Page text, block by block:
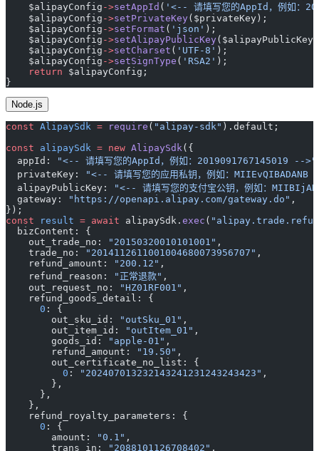
    $alipayConfig
->setAppId ( '<-- 请填写您的AppId，例如：
    $alipayConfig
->setPrivateKey($privateKey);
    $alipayConfig
->setFormat ( 'json' );
    $alipayConfig
->setAlipayPublicKey
    $alipayConfig
->setCharset ( 'UTF-8' );
    $alipayConfig
->setSignType ( 'RSA2' );
    return
$alipayConfig;
}
Node.js
const AlipaySdk = require ( "alipay-sdk" ).default;
const alipaySdk = new AlipaySdk ({
  appId:
"<-- 请填写您的AppId，例如：2019091767145019 -->"
  privateKey:
"<-- 请填写您的应用私钥，例如：
  alipayPublicKey:
"<-- 请填写您的支付宝公钥，例如：
  gateway:
"https://openapi.alipay.com/gateway.do" ,
});
const result = await alipaySdk. exec (
  bizContent: {
    out_trade_no:
"20150320010101001" ,
    trade_no:
"2014112611001004680073956707" ,
    refund_amount:
"200.12" ,
    refund_reason:
"正常退款" ,
    out_request_no:
"HZ01RF001" ,
    refund_goods_detail: {
      0
: {
        out_sku_id:
"outSku_01" ,
        out_item_id:
"outItem_01" ,
        goods_id:
"apple-01" ,
        refund_amount:
"19.50" ,
        out_certificate_no_list: {
          0
: "202407013232143241231243243423" ,
        },
      },
    },
    refund_royalty_parameters: {
      0
: {
        amount:
"0.1" ,
        trans_in:
"2088101126708402" ,